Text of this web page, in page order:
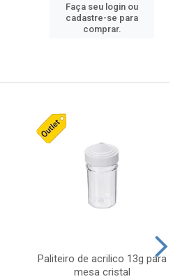
Faça seu login ou
cadastre-se para
comprar.
Paliteiro de acrilico 13g para
mesa cristal